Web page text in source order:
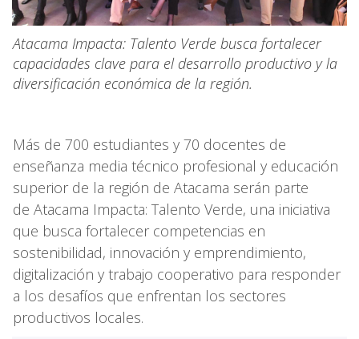
Atacama Impacta: Talento Verde busca fortalecer
capacidades clave para el desarrollo productivo y la
diversificación económica de la región.
Más de 700 estudiantes y 70 docentes de
enseñanza media técnico profesional y educación
superior de la región de Atacama serán parte
de Atacama Impacta: Talento Verde, una iniciativa
que busca fortalecer competencias en
sostenibilidad, innovación y emprendimiento,
digitalización y trabajo cooperativo para responder
a los desafíos que enfrentan los sectores
productivos locales.